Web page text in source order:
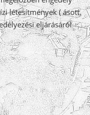
létesítmények ( ásott,
eljárásáról